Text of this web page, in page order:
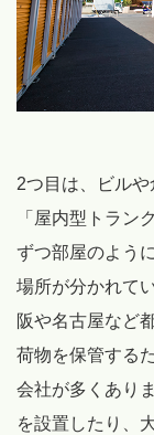
2つ目は、ビル
「屋内型トラン
ずつ部屋のよう
場所が分かれて
阪や名古屋など
荷物を保管する
会社が多くあり
を設置したり、